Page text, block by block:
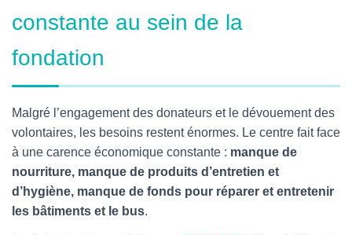
constante au sein de la
fondation
Malgré l’engagement des donateurs et le dévouement des
volontaires, les besoins restent énormes. Le centre fait face
à une carence économique constante : manque de
nourriture, manque de produits d’entretien et
d’hygiène, manque de fonds pour réparer et entretenir
les bâtiments et le bus.